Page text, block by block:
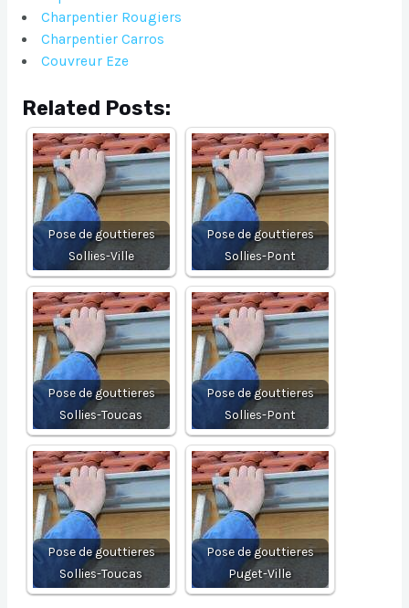
Charpentier Rougiers
Charpentier Carros
Couvreur Eze
Related Posts:
Pose de gouttieres
Sollies-Ville
Pose de gouttieres
Sollies-Pont
Pose de gouttieres
Sollies-Toucas
Pose de gouttieres
Sollies-Pont
Pose de gouttieres
Sollies-Toucas
Pose de gouttieres
Puget-Ville